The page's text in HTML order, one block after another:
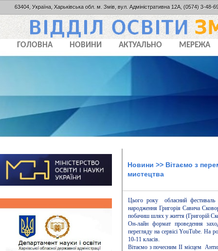
63404, Україна, Харьківська обл. м. Змів, вул. Адміністративна 12А, (0574) 3-48-
ГОЛОВНА НОВИНИ АКТУАЛЬНО МЕРЕЖА
Новини >> Вітаємо з
мистецтва
Цього року обласний фестиваль
народження Григорія Савича
побачиш шлях у життя (Григорій
Он-лайн формат проведення
перегляду на сервісі YouTube. На
10-11 класів.
Вітаємо з почесним ІІ місцем